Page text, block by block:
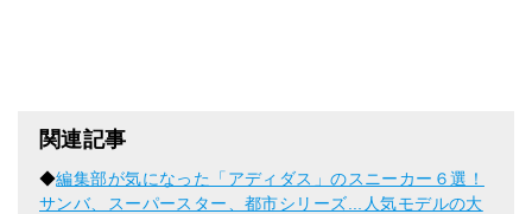
関連記事
◆編集部が気になった「アディダス」のスニーカー６選！
サンバ、スーパースター、都市シリーズ...人気モデルの大